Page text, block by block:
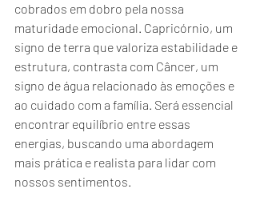
cobrados em dobro pela nossa
maturidade emocional. Capricórnio, um
signo de terra que valoriza estabilidade e
estrutura, contrasta com Câncer, um
signo de água relacionado às emoções e
ao cuidado com a família. Será essencial
encontrar equilíbrio entre essas
energias, buscando uma abordagem
mais prática e realista para lidar com
nossos sentimentos.